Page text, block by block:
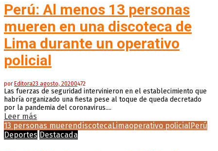
Perú: Al menos 13 personas
mueren en una discoteca de
Lima durante un operativo
policial
por Editora23 agosto, 20200472
Las fuerzas de seguridad intervinieron en el establecimiento que
habría organizado una fiesta pese al toque de queda decretado
por la pandemia del coronavirus....
Leer más
13 personas muerendiscoteca Limaoperativo policialPerú
Deportes Destacada